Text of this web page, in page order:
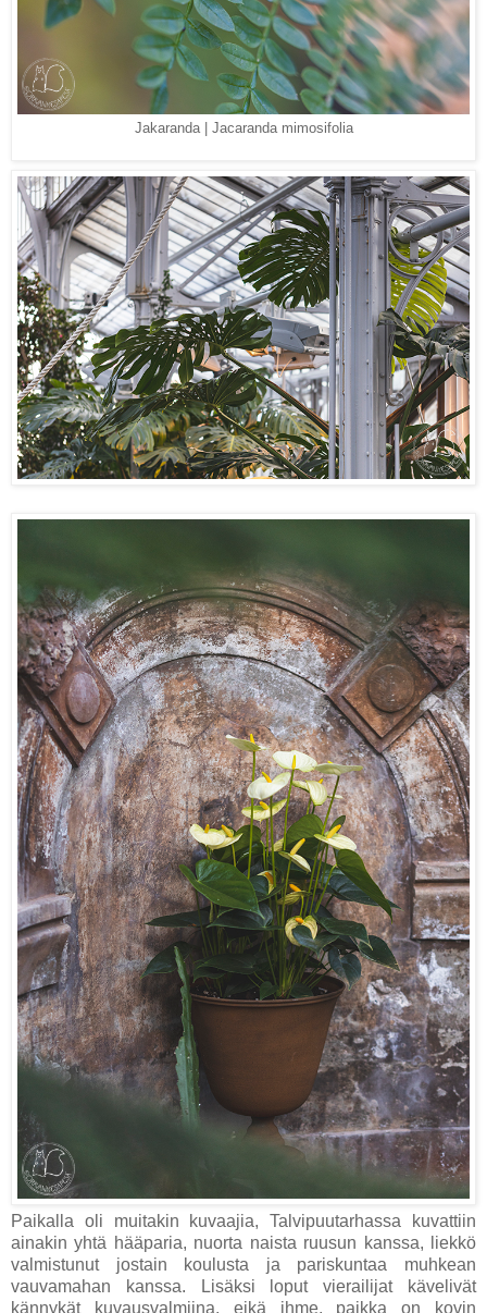
Jakaranda | Jacaranda mimosifolia
Paikalla oli muitakin kuvaajia, Talvipuutarhassa kuvattiin
ainakin yhtä hääparia, nuorta naista ruusun kanssa, liekkö
valmistunut jostain koulusta ja pariskuntaa muhkean
vauvamahan kanssa. Lisäksi loput vierailijat kävelivät
kännykät kuvausvalmiina, eikä ihme, paikka on kovin